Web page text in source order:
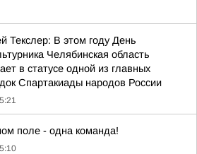
Текслер: В этом году День
Челябинская область
в статусе одной из главных
Спартакиады народов России
поле - одна команда!